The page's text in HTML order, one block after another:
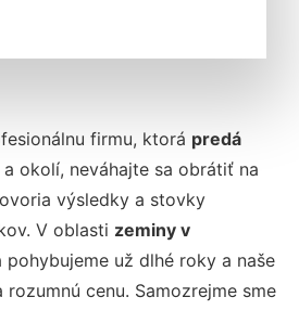
firmu, ktorá predá
a okolí, neváhajte sa obrátiť na
výsledky a stovky
V oblasti zeminy v
pohybujeme už dlhé roky a naše
cenu. Samozrejme sme